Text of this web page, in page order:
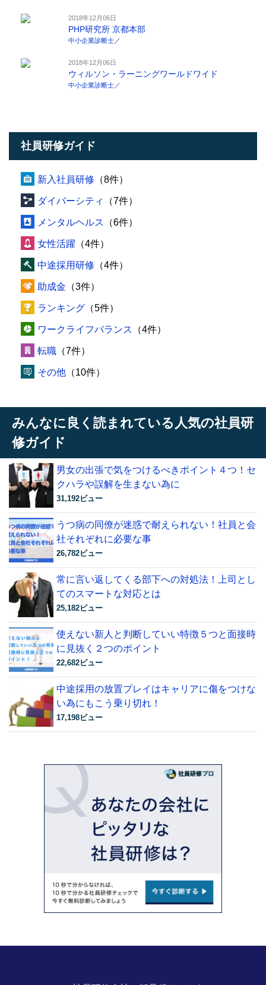
2018年12月06日
PHP研究所 京都本部
中小企業診断士 ／
2018年12月06日
ウィルソン・ラーニングワールドワイド
中小企業診断士 ／
社員研修ガイド
新入社員研修 （8件）
ダイバーシティ （7件）
メンタルヘルス （6件）
女性活躍 （4件）
中途採用研修 （4件）
助成金 （3件）
ランキング （5件）
ワークライフバランス （4件）
転職 （7件）
その他 （10件）
みんなに良く読まれている人気の社員研
修ガイド
男女の出張で気をつけるべきポイント４つ！セ
クハラや誤解を生まない為に
31,192ビュー
うつ病の同僚が迷惑で耐えられない！社員と会
社それぞれに必要な事
26,782ビュー
常に言い返してくる部下への対処法！上司とし
てのスマートな対応とは
25,182ビュー
使えない新人と判断していい特徴５つと面接時
に見抜く２つのポイント
22,682ビュー
中途採用の放置プレイはキャリアに傷をつけな
い為にもこう乗り切れ！
17,198ビュー